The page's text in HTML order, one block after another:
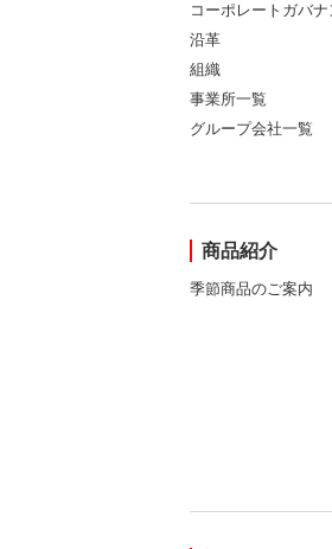
コーポレートガバナ
沿革
組織
事業所一覧
グループ会社一覧
商品紹介
季節商品のご案内